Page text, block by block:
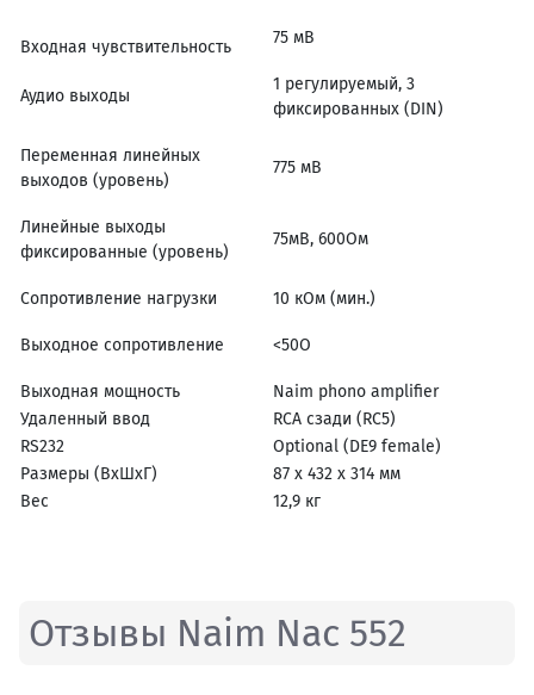
Входная чувствительность 75 мВ
Аудио выходы
1 регулируемый, 3
фиксированных (DIN)
Переменная линейных
выходов (уровень)
775 мВ
Линейные выходы
фиксированные (уровень)
75мВ, 600Ом
Сопротивление нагрузки 10 кОм (мин.)
Выходное сопротивление <50О
Выходная мощность
Naim phono amplifier
Удаленный ввод
RCA сзади (RC5)
RS232
Optional (DE9 female)
Размеры (ВхШхГ)
87 х 432 х 314 мм
Вес
12,9 кг
Отзывы Naim Nac 552